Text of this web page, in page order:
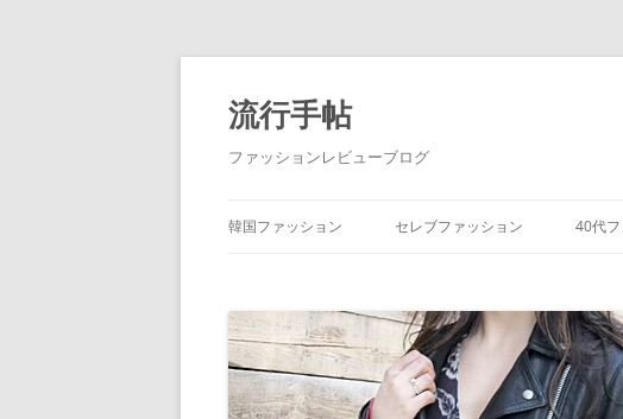
流行手帖
ファッションレビューブログ
韓国ファッション セレブファッション 40代